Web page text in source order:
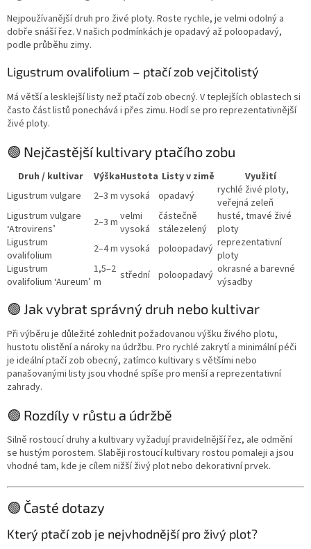
Nejpoužívanější druh pro živé ploty. Roste rychle, je velmi odolný a
dobře snáší řez. V našich podmínkách je opadavý až poloopadavý,
podle průběhu zimy.
Ligustrum ovalifolium – ptačí zob vejčitolistý
Má větší a lesklejší listy než ptačí zob obecný. V teplejších oblastech si
často část listů ponechává i přes zimu. Hodí se pro reprezentativnější
živé ploty.
🟢 Nejčastější kultivary ptačího zobu
Druh / kultivar VýškaHustota Listy v zimě
Využití
Ligustrum vulgare
2–3 m vysoká opadavý
rychlé živé ploty,
veřejná zeleň
Ligustrum vulgare
‘Atrovirens’
2–3 m velmi
vysoká
částečně
stálezelený
husté, tmavé živé
ploty
Ligustrum
ovalifolium
2–4 m vysoká poloopadavý reprezentativní
ploty
Ligustrum
ovalifolium ‘Aureum’
1,5–2
m
střední poloopadavý okrasné a barevné
výsadby
🟢 Jak vybrat správný druh nebo kultivar
Při výběru je důležité zohlednit požadovanou výšku živého plotu,
hustotu olistění a nároky na údržbu. Pro rychlé zakrytí a minimální péči
je ideální ptačí zob obecný, zatímco kultivary s většími nebo
panašovanými listy jsou vhodné spíše pro menší a reprezentativní
zahrady.
🟢 Rozdíly v růstu a údržbě
Silně rostoucí druhy a kultivary vyžadují pravidelnější řez, ale odmění
se hustým porostem. Slaběji rostoucí kultivary rostou pomaleji a jsou
vhodné tam, kde je cílem nižší živý plot nebo dekorativní prvek.
🟢 Časté dotazy
Který ptačí zob je nejvhodnější pro živý plot?